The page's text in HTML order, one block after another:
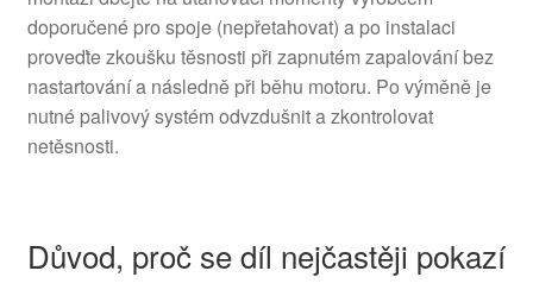
doporučené pro spoje (nepřetahovat) a po instalaci
proveďte zkoušku těsnosti při zapnutém zapalování bez
nastartování a následně při běhu motoru. Po výměně je
nutné palivový systém odvzdušnit a zkontrolovat
netěsnosti.
Důvod, proč se díl nejčastěji pokazí